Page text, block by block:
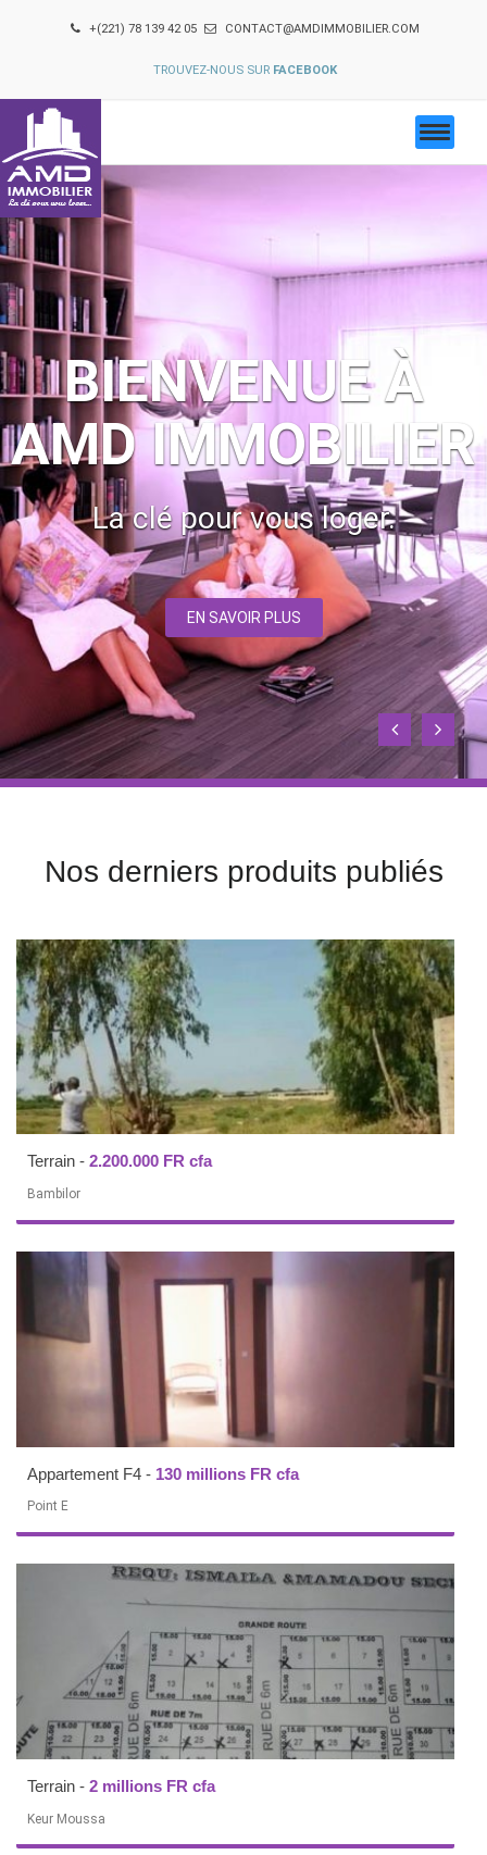
+(221) 78 139 42 05 CONTACT@AMDIMMOBILIER.COM
TROUVEZ-NOUS SUR FACEBOOK
BIENVENUE À
AMD IMMOBILIER
La clé pour vous loger.
EN SAVOIR PLUS
Nos derniers produits publiés
Terrain - 2.200.000 FR cfa
Bambilor
Appartement F4 - 130 millions FR cfa
Point E
Terrain - 2 millions FR cfa
Keur Moussa